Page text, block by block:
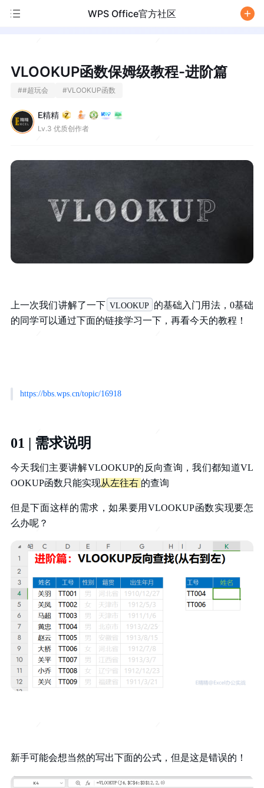
WPS Office官方社区
VLOOKUP函数保姆级教程-进阶篇
##超玩会 #VLOOKUP函数
E精精
Lv.3 优质创作者
上一次我们讲解了一下 VLOOKUP 的基础入门用法，0基础
的同学可以通过下面的链接学习一下，再看今天的教程！
https://bbs.wps.cn/topic/16918
01 | 需求说明
今天我们主要讲解VLOOKUP的反向查询，我们都知道VL
OOKUP函数只能实现从左往右 的查询
但是下面这样的需求，如果要用VLOOKUP函数实现要怎
么办呢？
新手可能会想当然的写出下面的公式，但是这是错误的！